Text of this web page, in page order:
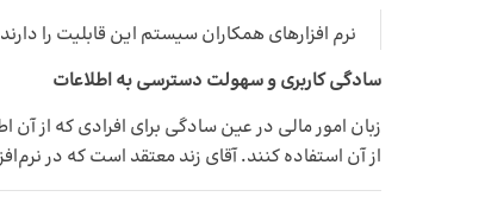
نرم افزارهای همکاران سیستم این قابلیت را
سادگی کاربری و سهولت دسترسی به اطلاعات
زبان امور مالی در عین سادگی برای افرادی که از
از آن استفاده کنند. آقای زند معتقد است که در